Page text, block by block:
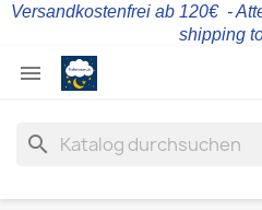
Versandkostenfrei ab 120€ -
shipping

search